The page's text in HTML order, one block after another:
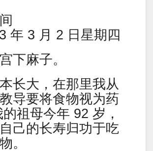
年 3 月 2 日星期四
下麻子。
长大，在那里我从
导要将食物视为药
祖母今年 92 岁，
己的长寿归功于吃
。